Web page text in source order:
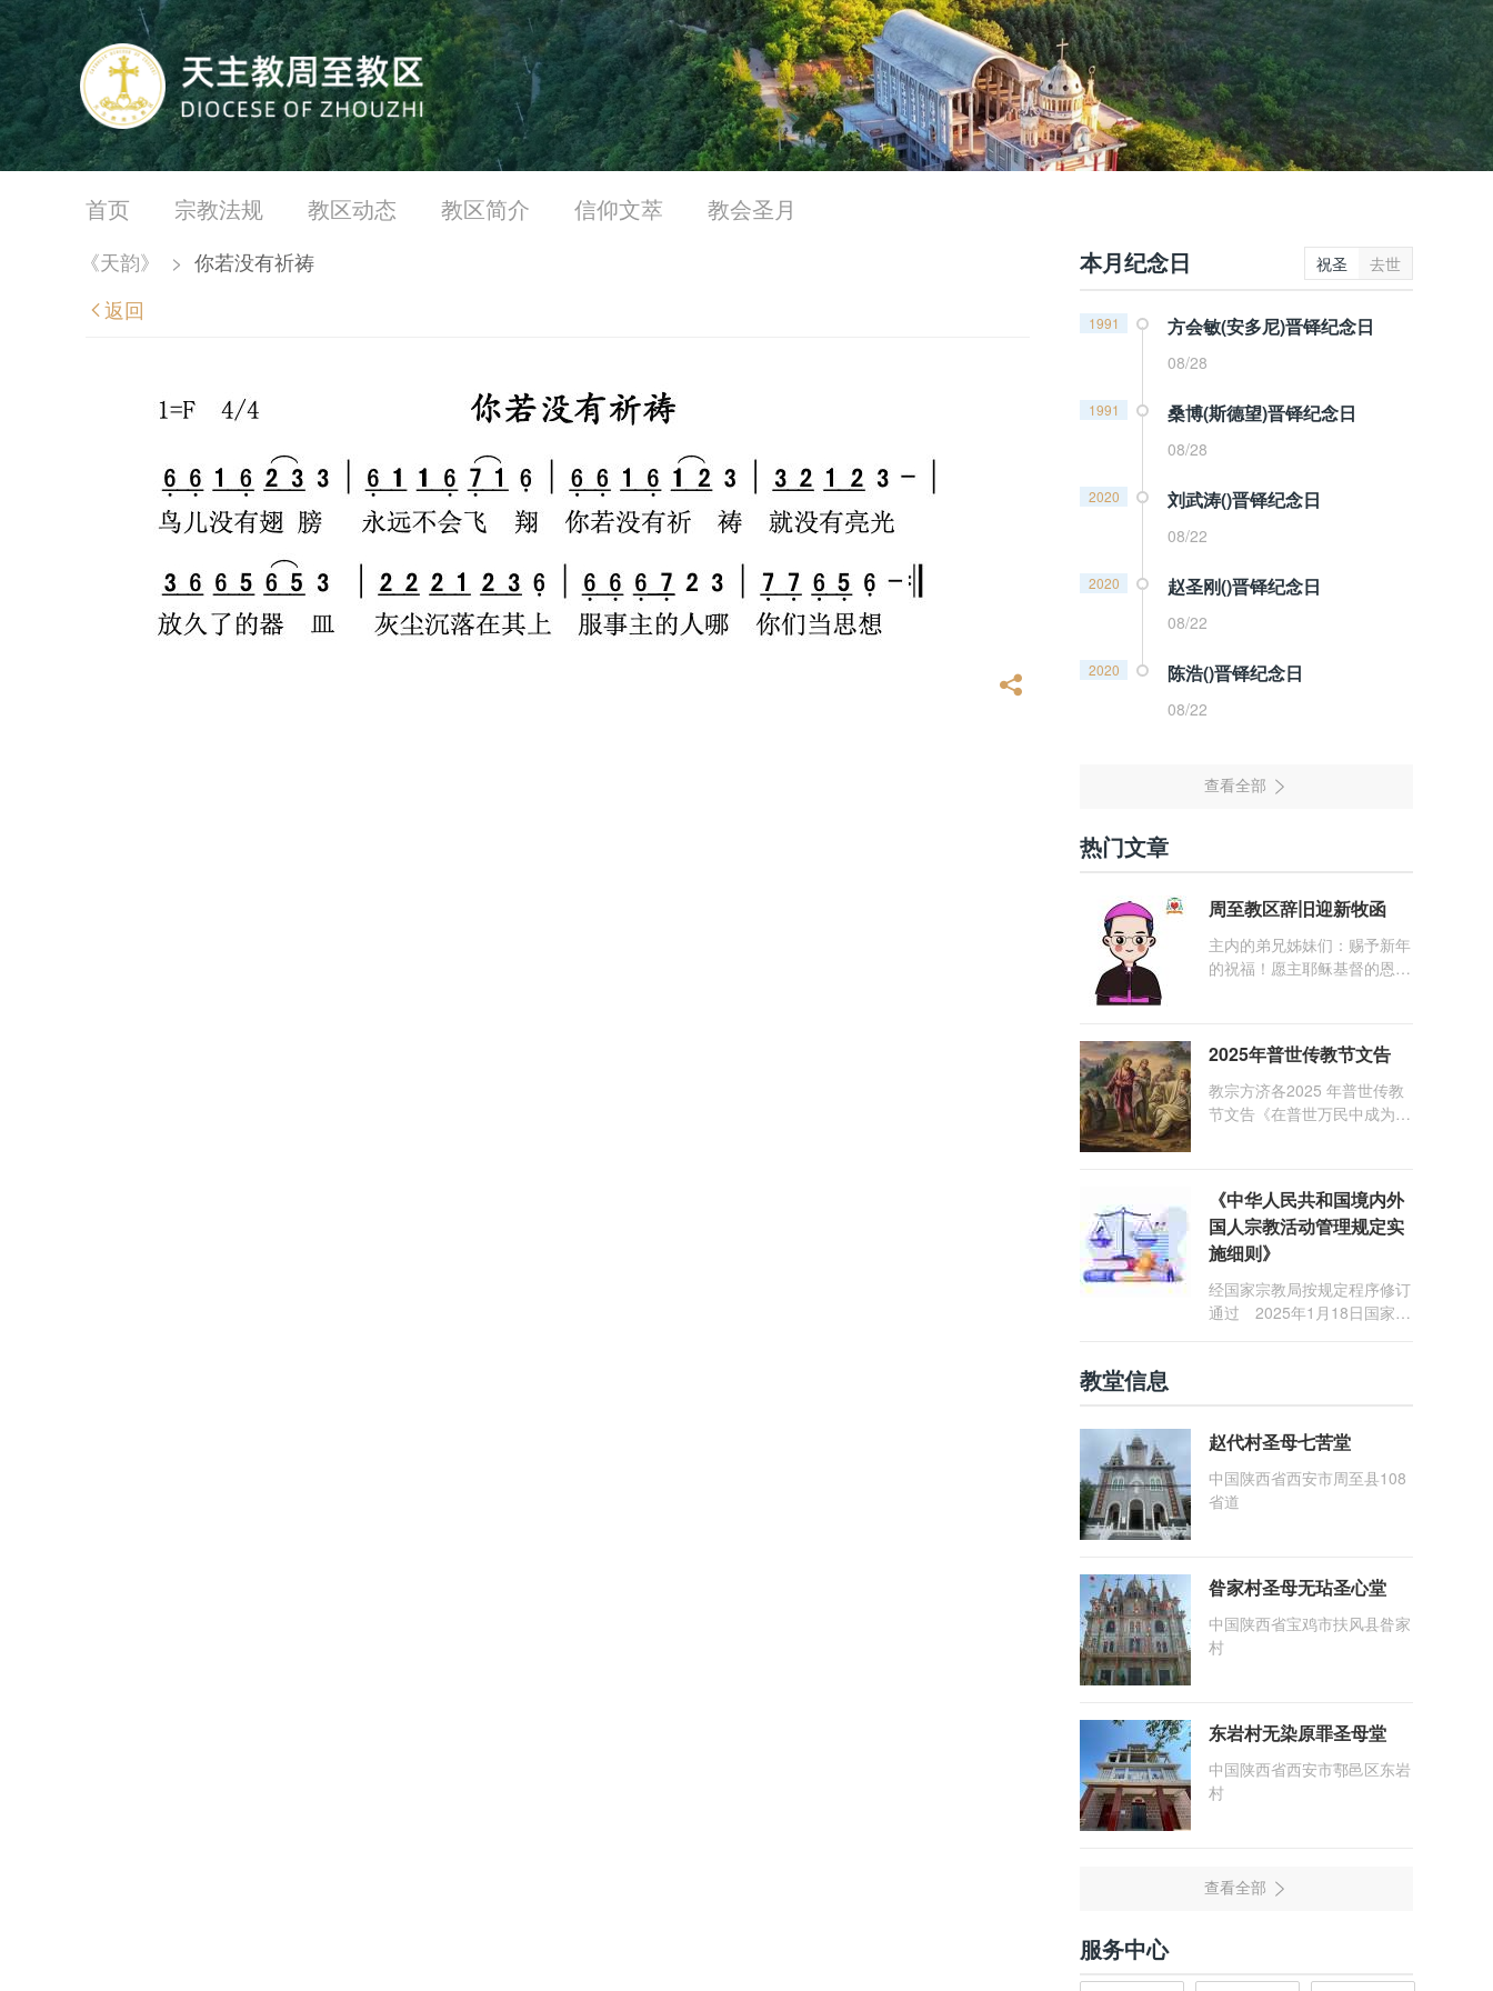
首页 宗教法规 教区动态 教区简介 信仰文萃 教会圣月
《天韵》 > 你若没有祈祷
返回
本月纪念日 祝圣 去世
1991 方会敏(安多尼)晋铎纪念日
08/28
1991 桑博(斯德望)晋铎纪念日
08/28
2020 刘武涛()晋铎纪念日
08/22
2020 赵圣刚()晋铎纪念日
08/22
2020 陈浩()晋铎纪念日
08/22
热门文章
周至教区辞旧迎新牧函
主内的弟兄姊妹们：赐予新年
的祝福！愿主耶稣基督的恩
们，愿临在的救主基督安慰你
们，并圣化你们的生活，作为
祝贺祂诞辰的珍贵礼品。
2025年普世传教节文告
教宗方济各2025 年普世传教
节文告《在普世万民中成为怀
《中华人民共和国境内外
国人宗教活动管理规定实
施细则》
经国家宗教局按规定程序修订
通过 2025年1月18日国家宗
教堂信息
赵代村圣母七苦堂
中国陕西省西安市周至县108
省道
昝家村圣母无玷圣心堂
中国陕西省宝鸡市扶风县昝家
村
东岩村无染原罪圣母堂
中国陕西省西安市鄠邑区东岩
村
服务中心